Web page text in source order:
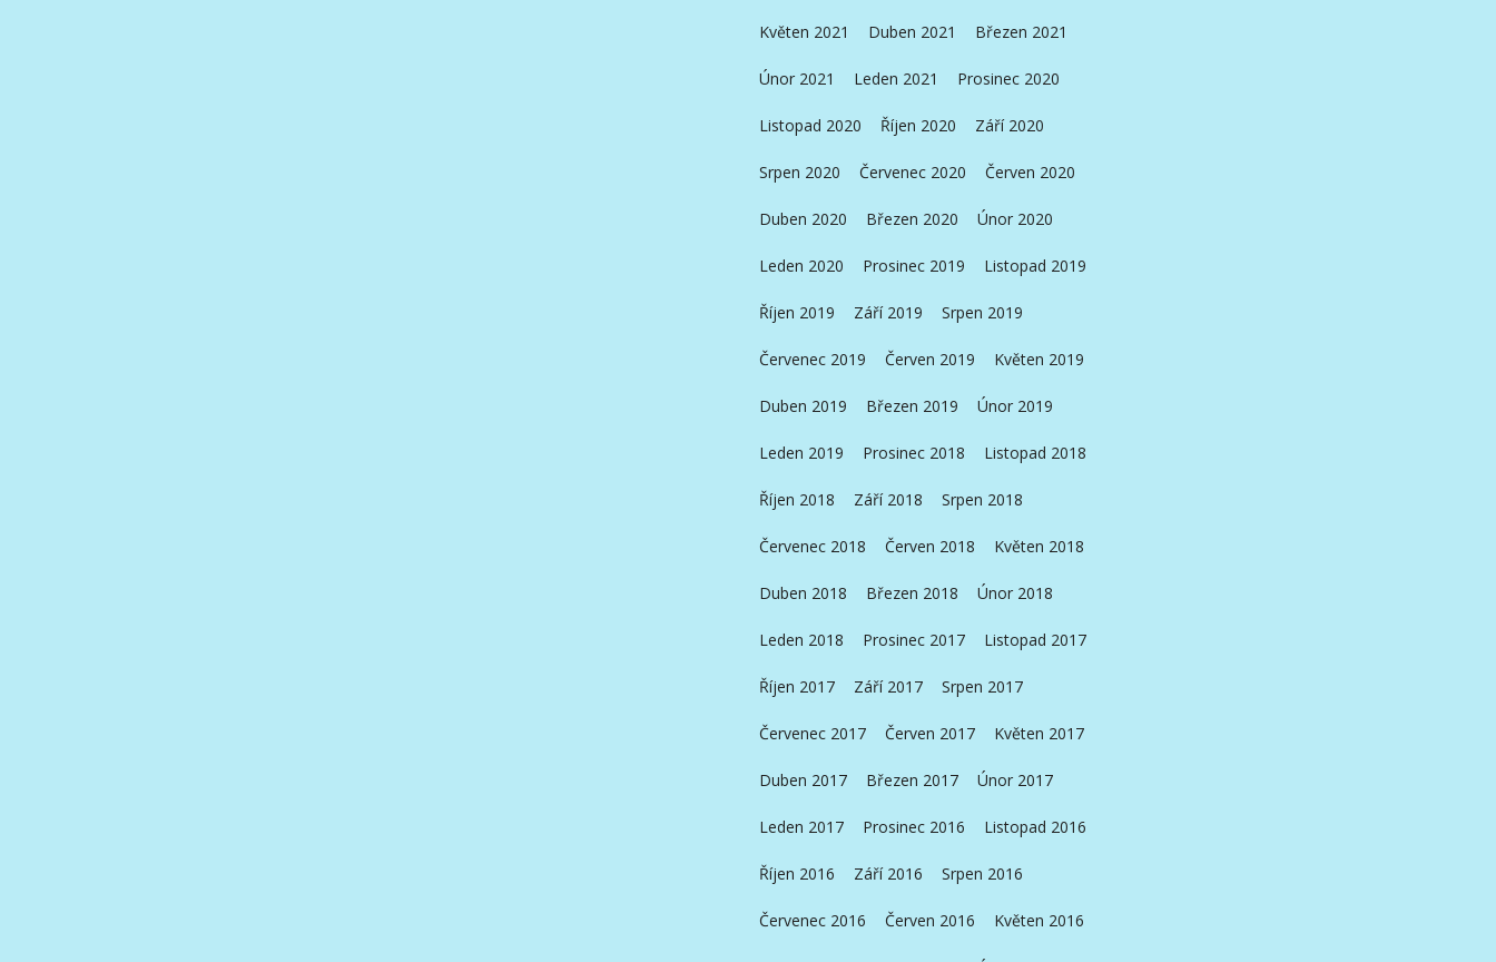
Květen 2021 Duben 2021 Březen 2021
Únor 2021 Leden 2021 Prosinec 2020
Listopad 2020 Říjen 2020 Září 2020
Srpen 2020 Červenec 2020 Červen 2020
Duben 2020 Březen 2020 Únor 2020
Leden 2020 Prosinec 2019 Listopad 2019
Říjen 2019 Září 2019 Srpen 2019
Červenec 2019 Červen 2019 Květen 2019
Duben 2019 Březen 2019 Únor 2019
Leden 2019 Prosinec 2018 Listopad 2018
Říjen 2018 Září 2018 Srpen 2018
Červenec 2018 Červen 2018 Květen 2018
Duben 2018 Březen 2018 Únor 2018
Leden 2018 Prosinec 2017 Listopad 2017
Říjen 2017 Září 2017 Srpen 2017
Červenec 2017 Červen 2017 Květen 2017
Duben 2017 Březen 2017 Únor 2017
Leden 2017 Prosinec 2016 Listopad 2016
Říjen 2016 Září 2016 Srpen 2016
Červenec 2016 Červen 2016 Květen 2016